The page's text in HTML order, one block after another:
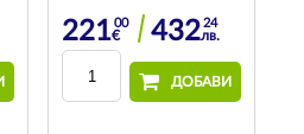
22100
€ 43224
лв.
ДОБАВИ